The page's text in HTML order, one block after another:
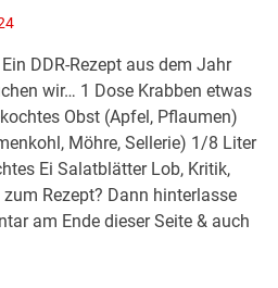
DDR-Rezept aus dem Jahr
wir… 1 Dose Krabben etwas
Obst (Apfel, Pflaumen)
Möhre, Sellerie) 1/8 Liter
Ei Salatblätter Lob, Kritik,
Rezept? Dann hinterlasse
am Ende dieser Seite & auch